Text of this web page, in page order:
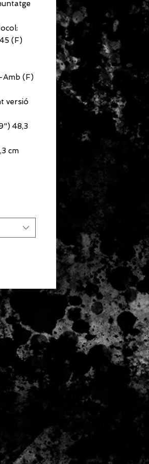
(F)
(F)
versió
48,3
cm